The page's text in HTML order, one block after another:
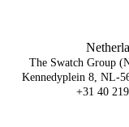
The Swatch Group
Kennedyplein 8, NL-
+31 40